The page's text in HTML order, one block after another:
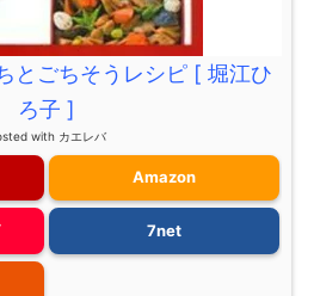
ごちそうレシピ [ 堀江ひ
ろ子 ]
with カエレバ
Amazon
7net